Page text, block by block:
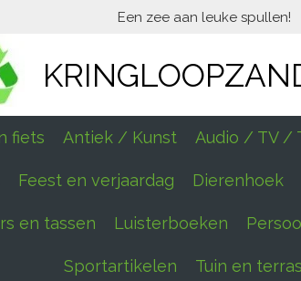
Een zee aan leuke spullen!
fiets Antiek / Kunst Audio / TV /
Feest en verjaardag Dierenhoek
en tassen Luisterboeken
Sportartikelen Tuin en terras